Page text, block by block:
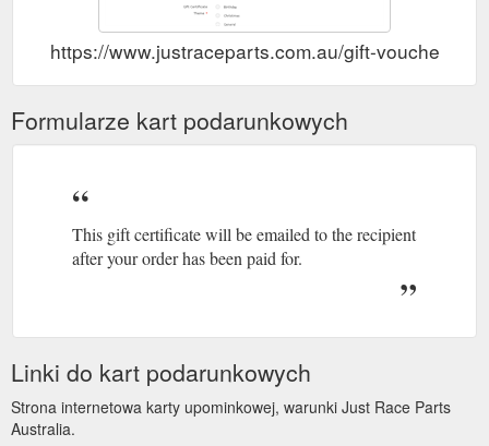
https://www.justraceparts.com.au/gift-voucher
Formularze kart podarunkowych
This gift certificate will be emailed to the recipient
after your order has been paid for.
Linki do kart podarunkowych
Strona internetowa karty upominkowej, warunki Just Race Parts
Australia.